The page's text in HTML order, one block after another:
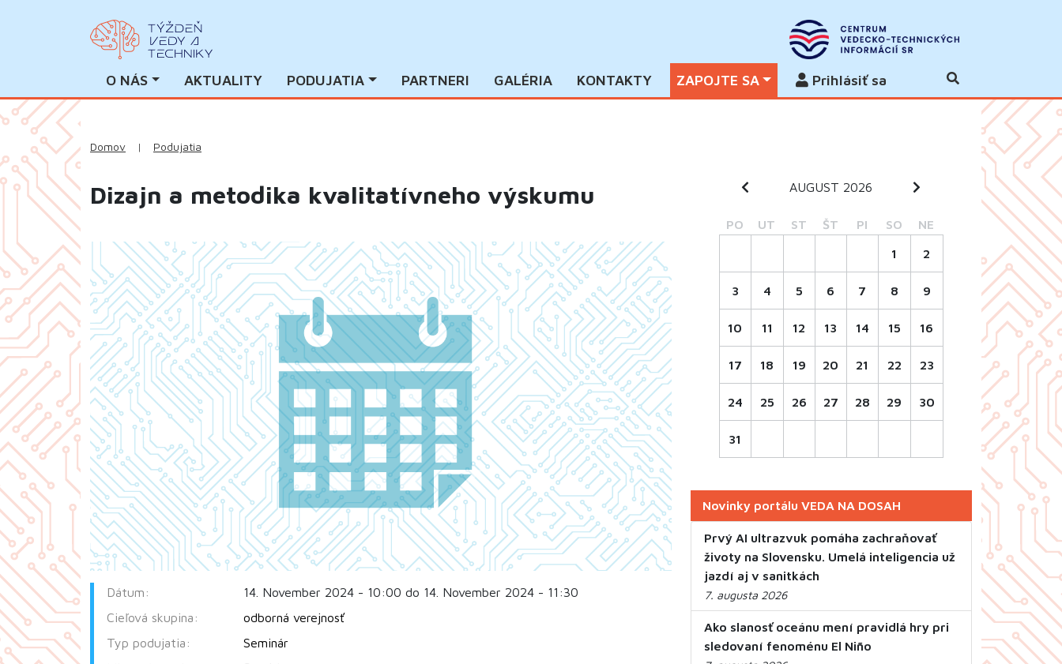
O NÁS AKTUALITY PODUJATIA PARTNERI GALÉRIA KONTAKTY ZAPOJTE SA Prihlásiť sa
Domov | Podujatia
Dizajn a metodika kvalitatívneho výskumu
Dátum:
14. November 2024 - 10:00 do 14. November 2024 - 11:30
Cieľová skupina:
odborná verejnosť
Typ podujatia:
Seminár
AUGUST 2026
PO UT ST ŠT PI SO NE
1 2
3 4 5 6 7 8 9
10 11 12 13 14 15 16
17 18 19 20 21 22 23
24 25 26 27 28 29 30
31
Novinky portálu VEDA NA DOSAH
Prvý AI ultrazvuk pomáha zachraňovať
životy na Slovensku. Umelá inteligencia už
jazdí aj v sanitkách
7. augusta 2026
Ako slanosť oceánu mení pravidlá hry pri
sledovaní fenoménu El Niño